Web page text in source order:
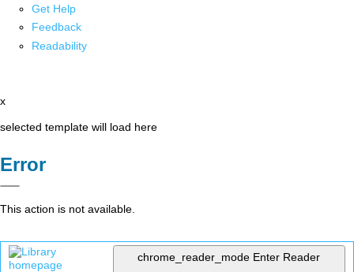
Get Help
Feedback
Readability
x
selected template will load here
Error
This action is not available.
chrome_reader_mode Enter Reader